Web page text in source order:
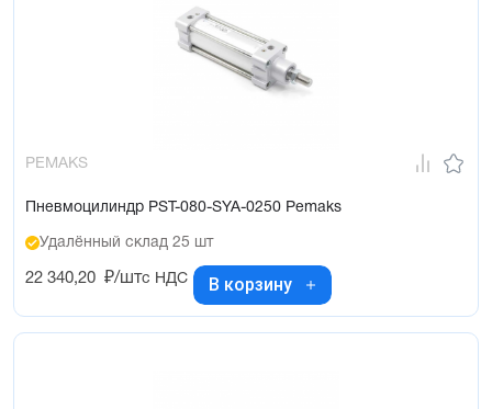
PEMAKS
Пневмоцилиндр PST-080-SYA-0250 Pemaks
Удалённый склад 25 шт
22 340,20 ₽/штс НДС В корзину